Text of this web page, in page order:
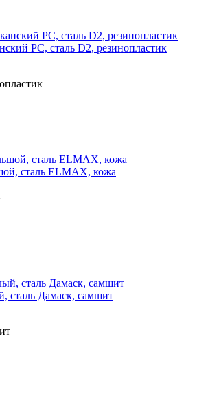
РС, сталь D2, резинопластик
сталь ELMAX, кожа
сталь Дамаск, самшит